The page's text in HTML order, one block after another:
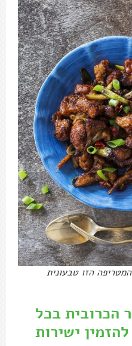
הזו טבעונית
הכרובית בכל
ישירות